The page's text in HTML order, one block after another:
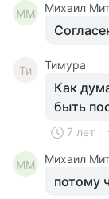
ММ Михаил
Ти Тимура
Как
быть
7 лет
ММ Михаил
потому